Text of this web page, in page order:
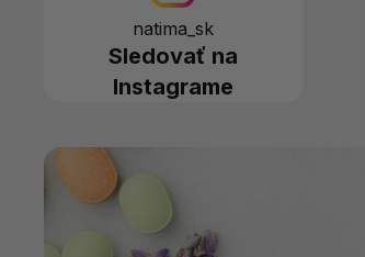
natima_sk
Sledovať na
Instagrame